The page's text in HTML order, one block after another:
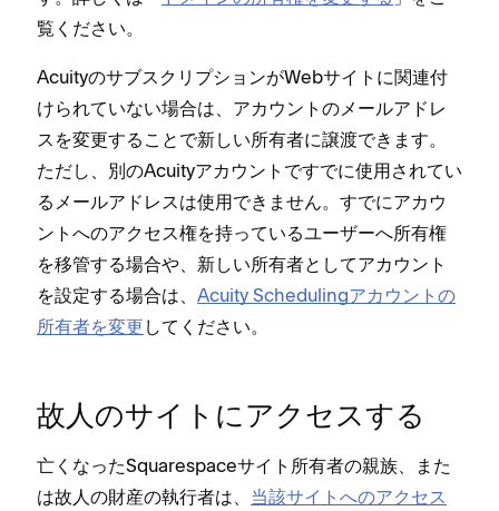
覧ください⁠。
Acuityのサブスクリプシ⁠ョンがWebサイトに関連付
けられていない場合は⁠、アカウントのメ⁠ールアドレ
スを変更することで新しい所有者に譲渡できます⁠。
ただし⁠、別のAcuityアカウントですでに使用されてい
るメ⁠ールアドレスは使用できません⁠。すでにアカウ
ントへのアクセス権を持⁠っているユ⁠ーザ⁠ーへ所有権
を移管する場合や⁠、新しい所有者としてアカウント
を設定する場合は⁠、 Acuity Schedulingアカウントの
所有者を変更 してください⁠。
故人のサイトにアクセスする
亡くな⁠ったSquarespaceサイト所有者の親族⁠、また
は故人の財産の執行者は⁠、 当該サイトへのアクセス